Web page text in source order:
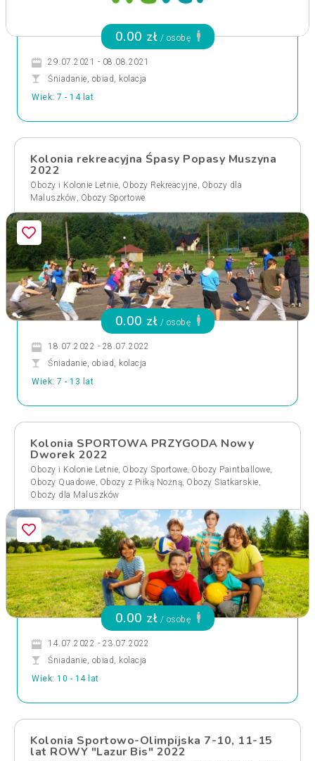
0.00 zł / osobę
29.07.2021 - 08.08.2021
Śniadanie, obiad, kolacja
Wiek: 7 - 14 lat
Kolonia rekreacyjna Śpasy Popasy Muszyna
2022
Obozy i Kolonie Letnie, Obozy Rekreacyjne, Obozy dla
Maluszków, Obozy Sportowe
0.00 zł / osobę
18.07.2022 - 28.07.2022
Śniadanie, obiad, kolacja
Wiek: 7 - 13 lat
Kolonia SPORTOWA PRZYGODA Nowy
Dworek 2022
Obozy i Kolonie Letnie, Obozy Sportowe, Obozy Paintballowe,
Obozy Quadowe, Obozy z Piłką Nożną, Obozy Siatkarskie,
Obozy dla Maluszków
0.00 zł / osobę
14.07.2022 - 23.07.2022
Śniadanie, obiad, kolacja
Wiek: 10 - 14 lat
Kolonia Sportowo-Olimpijska 7-10, 11-15
lat ROWY "Lazur Bis" 2022